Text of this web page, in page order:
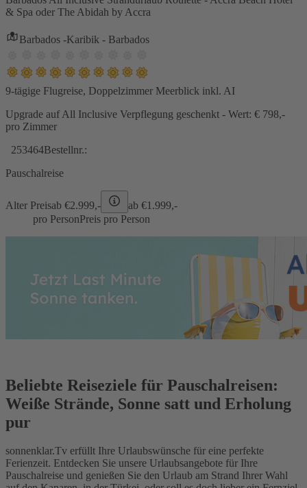
& Spa oder The Abidah by Accra
Barbados -Karibik - Barbados
9-tägige Flugreise, Doppelzimmer Meerblick inkl. AI
Upgrade auf All Inclusive Verpflegung geschenkt - Wert: € 798,-
pro Zimmer
253464Bestellnr.:
Pauschalreise
Alter Preisab €2.999,- ab €1.999,-
pro PersonPreis pro Person
Beliebte Reiseziele für Pauschalreisen:
Weiße Strände, Sonne satt und Erholung
pur
sonnenklar.Tv erfüllt Ihre Urlaubswünsche für eine perfekte
Ferienzeit. Entdecken Sie unsere Urlaubsangebote für Ihre
Pauschalreise und genießen Sie den Urlaub am Strand Ihrer Wahl